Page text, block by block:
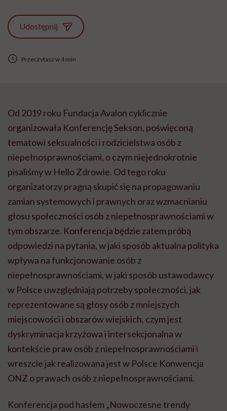
Udostępnij
Przeczytasz w 4 min
Od 2019 roku Fundacja Avalon cyklicznie
organizowała Konferencję Sekson, poświęconą
tematowi seksualności i rodzicielstwa osób z
niepełnosprawnościami, o czym niejednokrotnie
pisaliśmy w Hello Zdrowie. Od tego roku
organizatorzy pragną skupić się na propagowaniu
zamian systemowych i prawnych oraz wzmacnianiu
głosu społeczności osób z niepełnosprawnościami w
tym obszarze. Konferencja będzie zatem próbą
odpowiedzi na pytania, w jaki sposób aktualna polityka
wpływa na funkcjonowanie osób z
niepełnosprawnościami, w jaki sposób ustawodawcy
w Polsce uwzględniają potrzeby społeczności, jak
reprezentowane są głosy osób z mniejszych
miejscowości i obszarów wiejskich, czym jest
dyskryminacja krzyżowa i intersekcjonalna w
kontekście praw osób z niepełnosprawnościami i
wreszcie jak realizowana jest w Polsce Konwencja
ONZ o prawach osób z niepełnosprawnościami.
Konferencja pod hasłem „Nowoczesne trendy